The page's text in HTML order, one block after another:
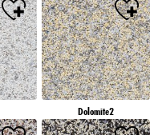
Dolomite2